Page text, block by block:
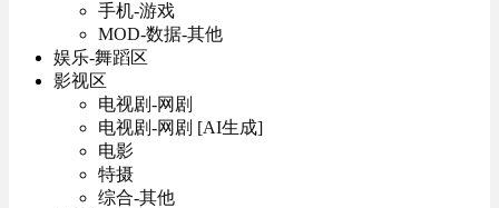
手机-游戏
MOD-数据-其他
娱乐-舞蹈区
影视区
电视剧-网剧
电视剧-网剧 [AI生成]
电影
特摄
综合-其他